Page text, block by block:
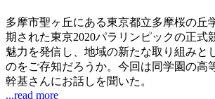
多摩市聖ヶ丘にある東京都立多摩桜の丘
期された東京2020パラリンピックの正式
魅力を発信し、地域の新たな取り組みと
のをご存知だろうか。今回は同学園の高
幹基さんにお話しを聞いた。
...read more